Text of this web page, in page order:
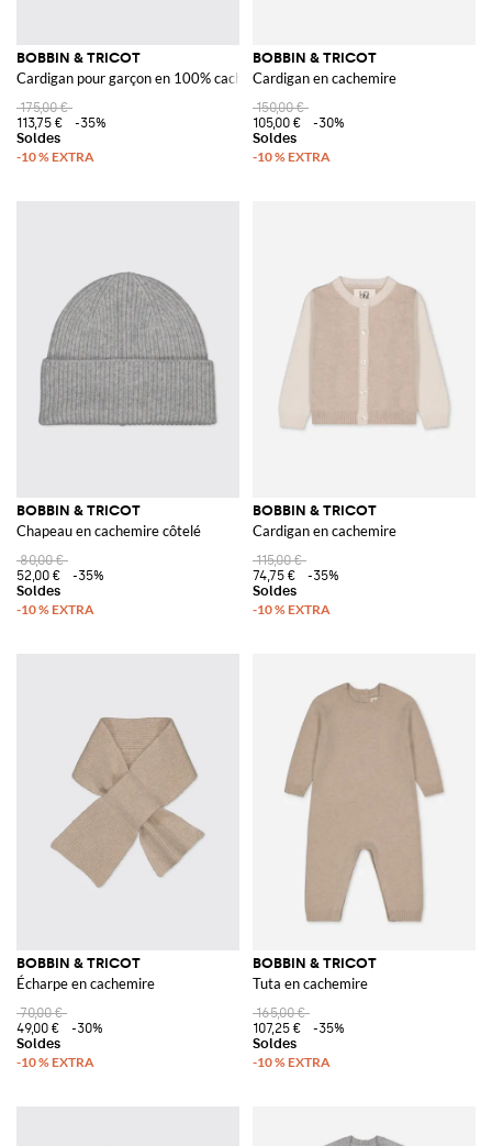
BOBBIN & TRICOT
Cardigan pour garçon en 100% cachemire avec col en V
175,00 €
113,75 €
-35%
BOBBIN & TRICOT
Cardigan en cachemire
150,00 €
105,00 €
-30%
BOBBIN & TRICOT
Chapeau en cachemire côtelé
80,00 €
52,00 €
-35%
BOBBIN & TRICOT
Cardigan en cachemire
115,00 €
74,75 €
-35%
BOBBIN & TRICOT
Écharpe en cachemire
70,00 €
49,00 €
-30%
BOBBIN & TRICOT
Tuta en cachemire
165,00 €
107,25 €
-35%